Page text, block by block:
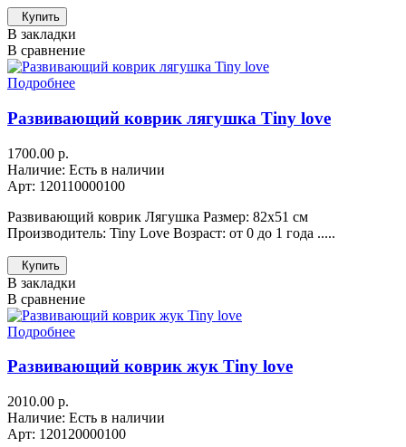
Купить
В закладки
В сравнение
Подробнее
Развивающий коврик лягушка Tiny love
1700.00 р.
Наличие: Есть в наличии
Арт: 120110000100
Развивающий коврик Лягушка Размер: 82х51 см
Производитель: Tiny Love Возраст: от 0 до 1 года .....
Купить
В закладки
В сравнение
Подробнее
Развивающий коврик жук Tiny love
2010.00 р.
Наличие: Есть в наличии
Арт: 120120000100